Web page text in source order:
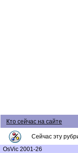
Кто сейчас на сайте
Сейчас эту
OsVic 2001-26